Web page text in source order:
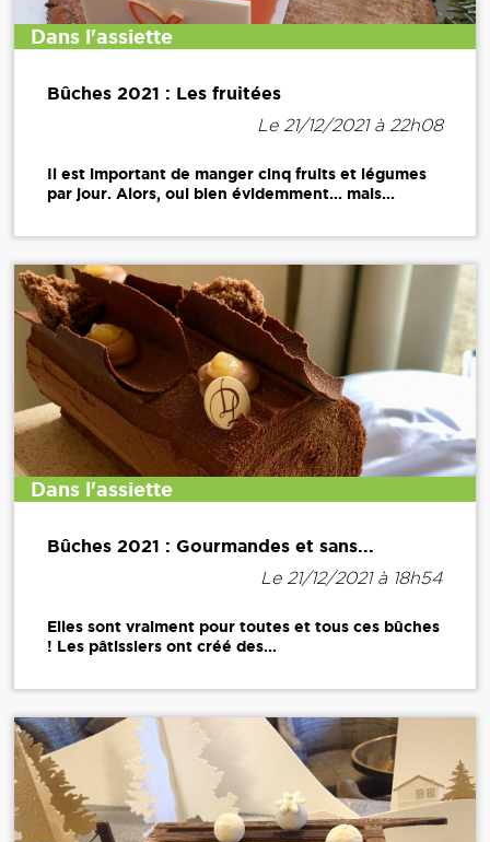
Dans l'assiette
Bûches 2021 : Les fruitées
Le 21/12/2021 à 22h08
Il est important de manger cinq fruits et légumes
par jour. Alors, oui bien évidemment... mais...
Dans l'assiette
Bûches 2021 : Gourmandes et sans...
Le 21/12/2021 à 18h54
Elles sont vraiment pour toutes et tous ces bûches
! Les pâtissiers ont créé des...